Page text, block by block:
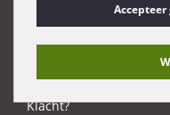
Contact
Levertijd en
Retourneren/Annuleren
Klacht?
Accepteer